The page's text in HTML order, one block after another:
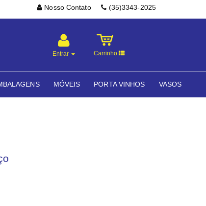
Nosso Contato (35)3343-2025
Entrar Carrinho
MÓVEIS PORTA VINHOS VASOS